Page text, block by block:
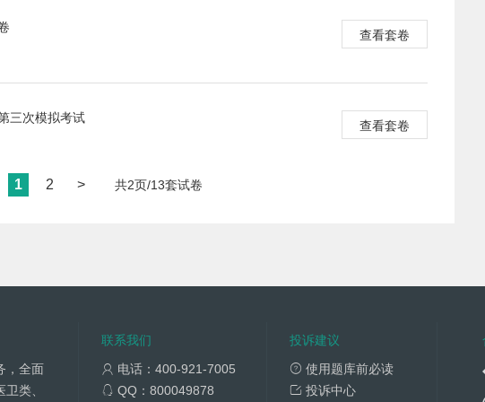
查看套卷
三次模拟考试
查看套卷
1 2 > 共2页/13套试卷
，全面
类、
联系我们
电话：400-921-7005
QQ：800049878
投诉建议
使用题库前必读
投诉中心